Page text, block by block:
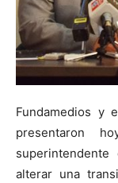
Fundamedios y
presentaron
alterar una